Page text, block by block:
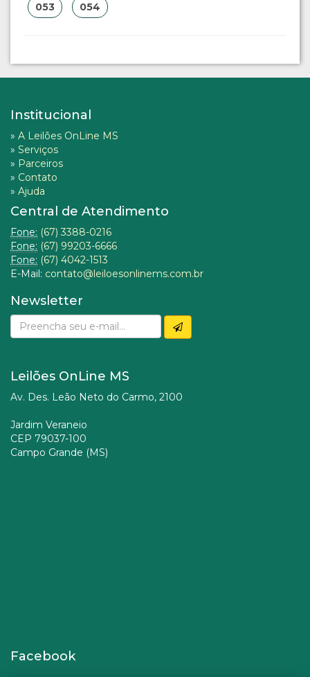
053 054
Institucional
» A Leilões OnLine MS
» Serviços
» Parceiros
» Contato
» Ajuda
Central de Atendimento
Fone: (67) 3388-0216
Fone: (67) 99203-6666
Fone: (67) 4042-1513
E-Mail: contato@leiloesonlinems.com.br
Newsletter
Leilões OnLine MS
Av. Des. Leão Neto do Carmo, 2100
Jardim Veraneio
CEP 79037-100
Campo Grande (MS)
Facebook